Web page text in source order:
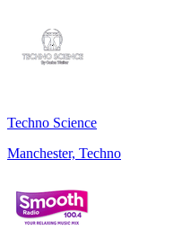
Techno Science
Manchester, Techno